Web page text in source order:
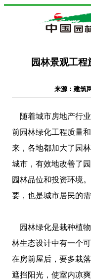
园林景观工
来源：建筑
随着城市房地产行
前园林绿化工程质量
来，各地都加大了园
城市，有效地改善了
园林品位和投资环境
要，也是城市居民的需
园林绿化是栽种植
林生态设计中有一个
在房前屋后，要多栽
遮挡阳光，使室内凉